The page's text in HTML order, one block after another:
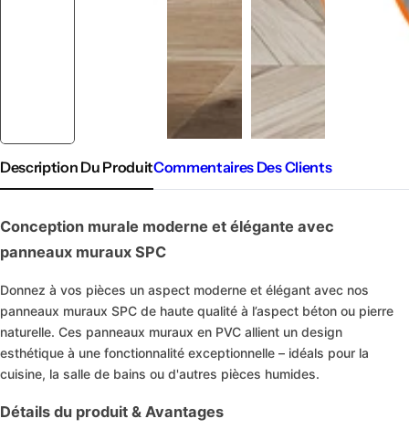
Description Du ProduitCommentaires Des Clients
Conception murale moderne et élégante avec
panneaux muraux SPC
Donnez à vos pièces un aspect moderne et élégant avec nos
panneaux muraux SPC de haute qualité à l’aspect béton ou pierre
naturelle. Ces panneaux muraux en PVC allient un design
esthétique à une fonctionnalité exceptionnelle – idéals pour la
cuisine, la salle de bains ou d'autres pièces humides.
Détails du produit & Avantages